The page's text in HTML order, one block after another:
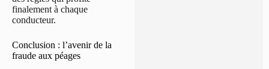
finalement à chaque
conducteur.
Conclusion : l’avenir de la
fraude aux péages